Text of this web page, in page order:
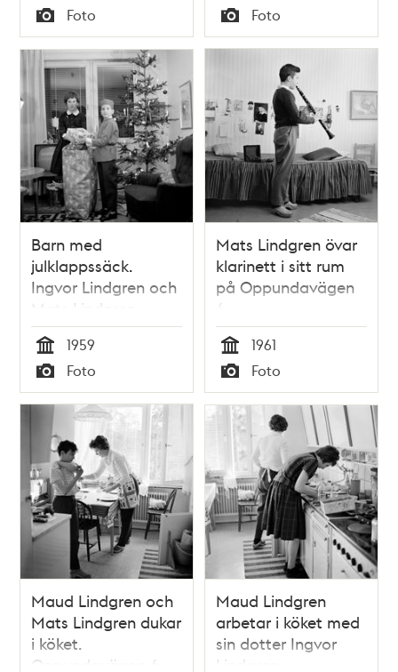
Tid
Typ
Foto Tid
Typ
Foto
Barn med
julklappssäck.
Ingvor Lindgren och
Mats Lindgren.
Oppundavägen 6
Tid
1959
Typ
Foto
Mats Lindgren övar
klarinett i sitt rum
på Oppundavägen
6
Tid
1961
Typ
Foto
Maud Lindgren och
Mats Lindgren dukar
i köket.
Oppundavägen 6
Maud Lindgren
arbetar i köket med
sin dotter Ingvor
Lindgren.